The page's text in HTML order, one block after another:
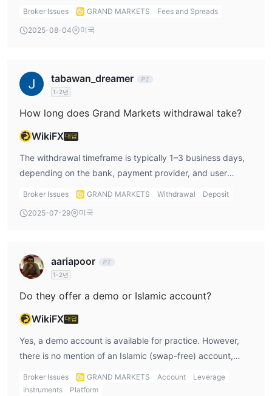
지원하며, 자금이 계정에 즉시 입금됩니다(플랫폼 처리 시간은 일반
적으로 몇 분 내입니다).
비밀번호(OTP) 검증가 필요하며, 분리된 고객 자금 보호와 함께 PCI
DSS 준수 기준을 따릅니다. 처리 수수료는 부과되지 않으며, 원래
providers (banks, card issuers) may apply processing or
Broker Issues GRAND MARKETS Fees and Spreads
2025-08-04 미국
tabawan_dreamer
1-2년
How long does Grand Markets withdrawal take?
WikiFX대답
The withdrawal timeframe is typically 1–3 business days,
depending on the bank, payment provider, and user
region. The platform uses segregated accounts and
transaction safety.
Broker Issues GRAND MARKETS Withdrawal Deposit
2025-07-29 미국
aariapoor
1-2년
Do they offer a demo or Islamic account?
WikiFX대답
Yes, a demo account is available for practice. However,
there is no mention of an Islamic (swap-free) account,
meaning the platform may not accommodate religious-
based trading preferences.
Broker Issues GRAND MARKETS Account
Leverage
Instruments
Platform